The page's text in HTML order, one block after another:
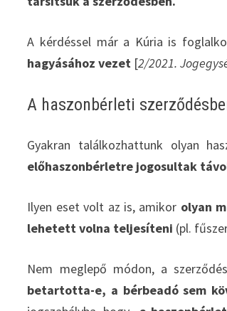
A kérdéssel már a Kúria is
hagyásához vezet [2/2021.
A haszonbérleti
Gyakran találkozhattunk olyan
előhaszonbérletre jogosultak
Ilyen eset volt az is, amikor olyan
lehetett volna teljesíteni (pl.
Nem meglepő módon, a
betartotta-e, a bérbeadó sem